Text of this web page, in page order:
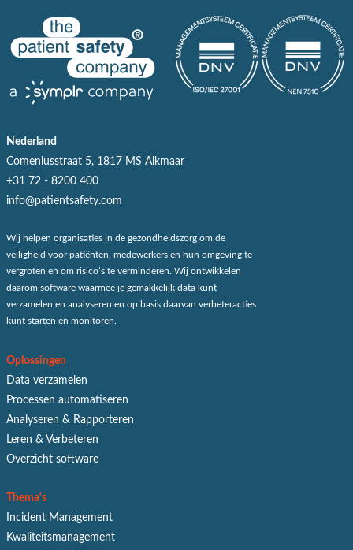
Nederland
Comeniusstraat 5, 1817 MS Alkmaar
+31 72 - 8200 400
info@patientsafety.com
Wij helpen organisaties in de gezondheidszorg om de
veiligheid voor patiënten, medewerkers en hun omgeving te
vergroten en om risico’s te verminderen. Wij ontwikkelen
daarom software waarmee je gemakkelijk data kunt
verzamelen en analyseren en op basis daarvan verbeteracties
kunt starten en monitoren.
Oplossingen
Data verzamelen
Processen automatiseren
Analyseren & Rapporteren
Leren & Verbeteren
Overzicht software
Thema's
Incident Management
Kwaliteitsmanagement